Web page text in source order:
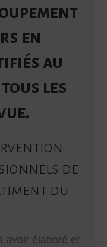
en
au
tous les
de
du
avoir élaboré et